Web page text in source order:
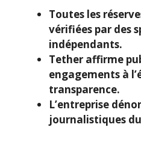
Toutes les
vérifiées par des
indépendants.
Tether affirme
engagements à
transparence.
L’entreprise
journalistiques du